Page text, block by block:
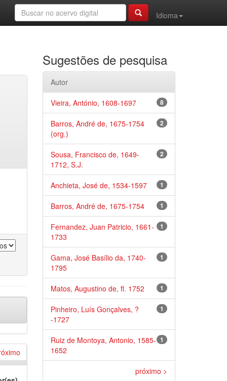
Idioma
Sugestões de pesquisa
Autor
8
Vieira, António, 1608-1697
2
Barros, André de, 1675-1754
(org.)
2
Sousa, Francisco de, 1649-
1712, S.J.
1
Anchieta, José de, 1534-1597
1
Barros, André de, 1675-1754
1
Fernandez, Juan Patricio, 1661-
1733
1
Gama, José Basílio da, 1740-
1795
1
Matos, Augustino de, fl. 1752
1
Pinheiro, Luís Gonçalves, ?
-1727
1
Ruiz de Montoya, Antonio, 1585-
1652
próximo >